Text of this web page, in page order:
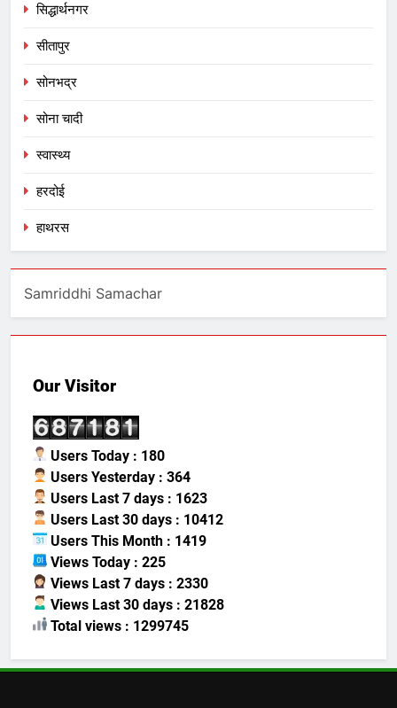
सिद्धार्थनगर
सीतापुर
सोनभद्र
सोना चादी
स्वास्थ्य
हरदोई
हाथरस
Samriddhi Samachar
Our Visitor
Users Today : 180
Users Yesterday : 364
Users Last 7 days : 1623
Users Last 30 days : 10412
Users This Month : 1419
Views Today : 225
Views Last 7 days : 2330
Views Last 30 days : 21828
Total views : 1299745